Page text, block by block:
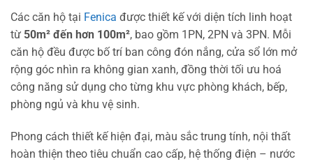
Các căn hộ tại Fenica được thiết kế với diện tích linh hoạt
từ 50m² đến hơn 100m², bao gồm 1PN, 2PN và 3PN. Mỗi
căn hộ đều được bố trí ban công đón nắng, cửa sổ lớn mở
rộng góc nhìn ra không gian xanh, đồng thời tối ưu hoá
công năng sử dụng cho từng khu vực phòng khách, bếp,
phòng ngủ và khu vệ sinh.
Phong cách thiết kế hiện đại, màu sắc trung tính, nội thất
hoàn thiện theo tiêu chuẩn cao cấp, hệ thống điện – nước